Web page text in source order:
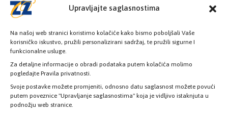
Upravljajte saglasnostima
Na našoj web stranici koristimo kolačiće kako bismo poboljšali Vaše
korisničko iskustvo, pružili personalizirani sadržaj, te pružili sigurne I
funkcionalne usluge.
Za detaljne informacije o obradi podataka putem kolačića molimo
pogledajte Pravila privatnosti.
Svoje postavke možete promjeniti, odnosno datu saglasnost možete povući
putem poveznice "Upravljanje saglasnostima" koja je vidljivo istaknjuta u
podnožju web stranice.
Provjerite status vaše elektronske
zdravstvene kartice
PROVJERITE STATUS